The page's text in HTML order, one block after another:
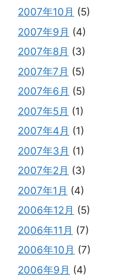
2007年10月 (5)
2007年9月 (4)
2007年8月 (3)
2007年7月 (5)
2007年6月 (5)
2007年5月 (1)
2007年4月 (1)
2007年3月 (1)
2007年2月 (3)
2007年1月 (4)
2006年12月 (5)
2006年11月 (7)
2006年10月 (7)
2006年9月 (4)